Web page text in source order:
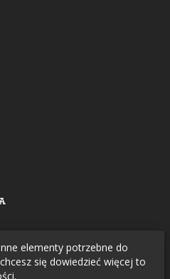
elementy potrzebne do
się dowiedzieć więcej to